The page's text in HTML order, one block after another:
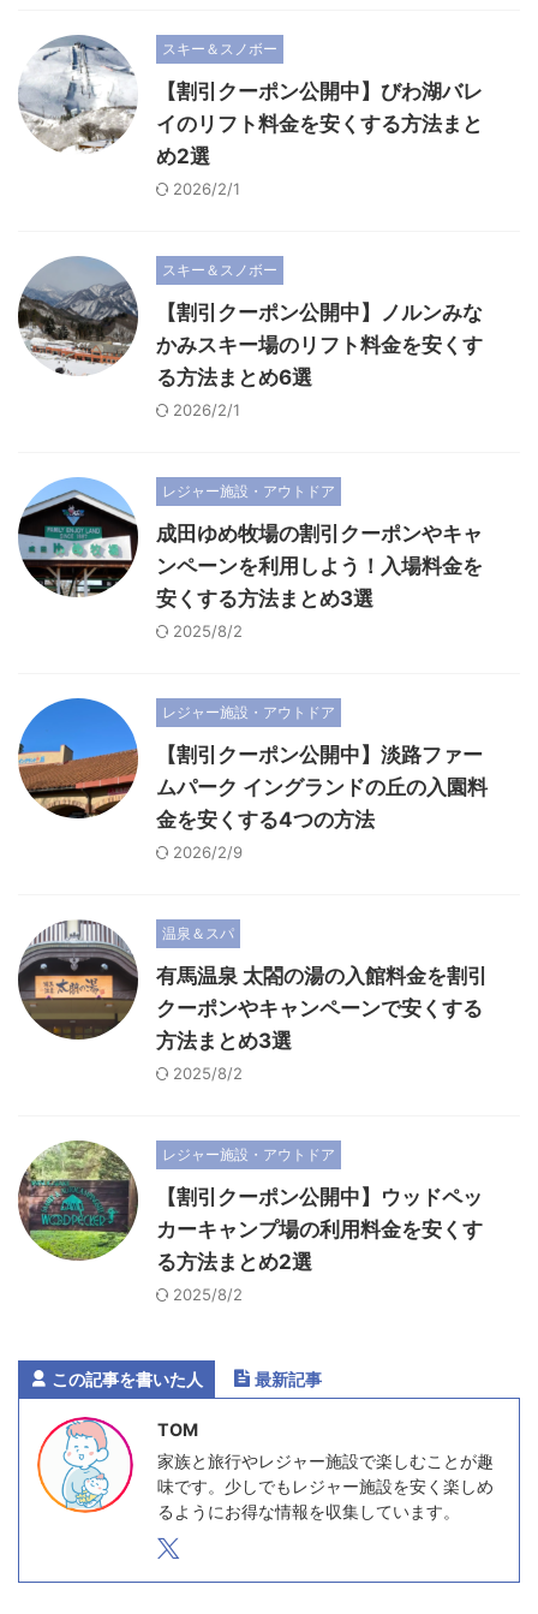
スキー＆スノボー
【割引クーポン公開中】びわ湖バレ
イのリフト料金を安くする方法まと
め2選
2026/2/1
スキー＆スノボー
【割引クーポン公開中】ノルンみな
かみスキー場のリフト料金を安くす
る方法まとめ6選
2026/2/1
レジャー施設・アウトドア
成田ゆめ牧場の割引クーポンやキャ
ンペーンを利用しよう！入場料金を
安くする方法まとめ3選
2025/8/2
レジャー施設・アウトドア
【割引クーポン公開中】淡路ファー
ムパーク イングランドの丘の入園料
金を安くする4つの方法
2026/2/9
温泉＆スパ
有馬温泉 太閤の湯の入館料金を割引
クーポンやキャンペーンで安くする
方法まとめ3選
2025/8/2
レジャー施設・アウトドア
【割引クーポン公開中】ウッドペッ
カーキャンプ場の利用料金を安くす
る方法まとめ2選
2025/8/2
この記事を書いた人 最新記事
TOM
家族と旅行やレジャー施設で楽しむことが趣
味です。少しでもレジャー施設を安く楽しめ
るようにお得な情報を収集しています。